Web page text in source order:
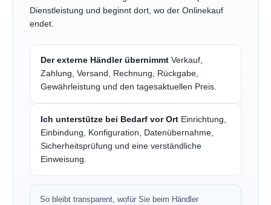
Dienstleistung und beginnt dort, wo der Onlinekauf
endet.
Der externe Händler übernimmt Verkauf,
Zahlung, Versand, Rechnung, Rückgabe,
Gewährleistung und den tagesaktuellen Preis.
Ich unterstütze bei Bedarf vor Ort Einrichtung,
Einbindung, Konfiguration, Datenübernahme,
Sicherheitsprüfung und eine verständliche
Einweisung.
So bleibt transparent, wofür Sie beim Händler